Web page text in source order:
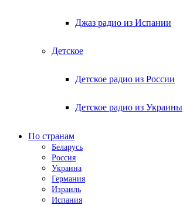
Джаз радио из Испании
Детское
Детское радио из России
Детское радио из Украины
По странам
Беларусь
Россия
Украина
Германия
Израиль
Испания